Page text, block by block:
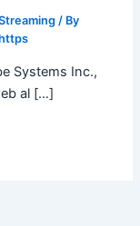
/ By
Systems Inc.,
al […]